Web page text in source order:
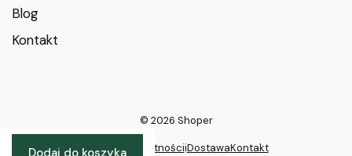
Blog
Kontakt
© 2026 Shoper
Polityka prywatnościiDostawaKontakt